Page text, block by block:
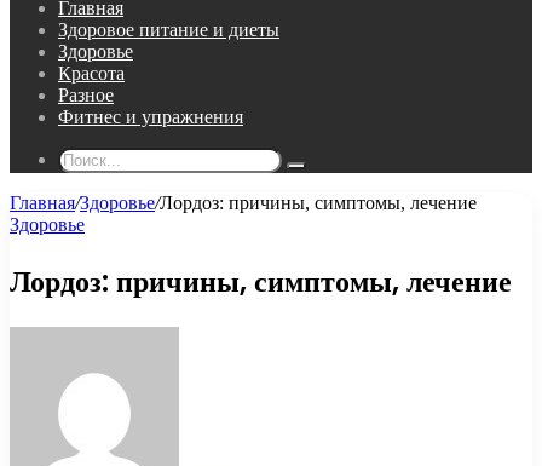
Главная
Здоровое питание и диеты
Здоровье
Красота
Разное
Фитнес и упражнения
Поиск...
Главная/Здоровье/Лордоз: причины, симптомы, лечение
Здоровье
Лордоз: причины, симптомы, лечение